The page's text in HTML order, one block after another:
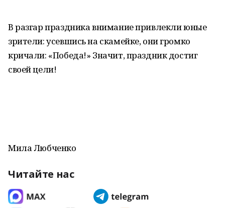
В разгар праздника внимание привлекли юные
зрители: усевшись на скамейке, они громко
кричали: «Победа!» Значит, праздник достиг
своей цели!
Мила Любченко
Читайте нас